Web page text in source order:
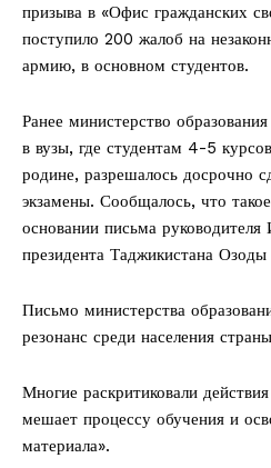
призыва в «Офис гражданских
поступило 200 жалоб на
армию, в основном студентов.
Ранее министерство
в вузы, где студентам 4-5
родине, разрешалось досрочно
экзамены. Сообщалось, что
основании письма руководителя
президента Таджикистана
Письмо министерства
резонанс среди населения
Многие раскритиковали
мешает процессу обучения и
материала».